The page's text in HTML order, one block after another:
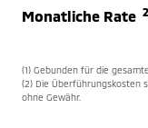
Monatliche Rate
(1) Gebunden für die
(2) Die Überführungskosten
ohne Gewähr.